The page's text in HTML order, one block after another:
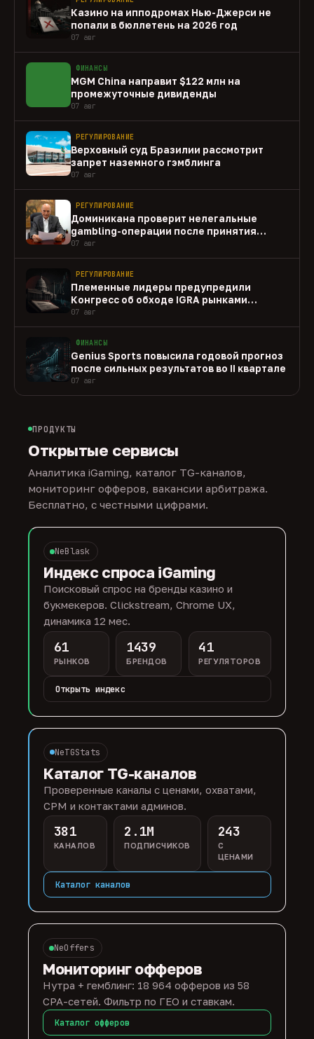
Казино на ипподромах Нью-Джерси не
попали в бюллетень на 2026 год
07 авг
ФИНАНСЫ
MGM China направит $122 млн на
промежуточные дивиденды
07 авг
РЕГУЛИРОВАНИЕ
Верховный суд Бразилии рассмотрит
запрет наземного гэмблинга
07 авг
РЕГУЛИРОВАНИЕ
Доминикана проверит нелегальные
gambling-операции после принятия
закона
07 авг
РЕГУЛИРОВАНИЕ
Племенные лидеры предупредили
Конгресс об обходе IGRA рынками
прогнозов
07 авг
ФИНАНСЫ
Genius Sports повысила годовой прогноз
после сильных результатов во II квартале
07 авг
ПРОДУКТЫ
Открытые сервисы
Аналитика iGaming, каталог TG-каналов,
мониторинг офферов, вакансии арбитража.
Бесплатно, с честными цифрами.
NeBlask
Индекс спроса iGaming
Поисковый спрос на бренды казино и
букмекеров. Clickstream, Chrome UX,
динамика 12 мес.
61
РЫНКОВ
1439
БРЕНДОВ
41
РЕГУЛЯТОРОВ
Открыть индекс
NeTGStats
Каталог TG-каналов
Проверенные каналы с ценами, охватами,
CPM и контактами админов.
381
КАНАЛОВ
2.1M
ПОДПИСЧИКОВ
243
С
ЦЕНАМИ
Каталог каналов
NeOffers
Мониторинг офферов
Нутра + гемблинг: 18 964 офферов из 58
CPA-сетей. Фильтр по ГЕО и ставкам.
Каталог офферов